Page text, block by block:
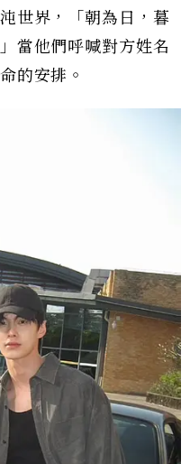
世界，「朝為日，暮
當他們呼喊對方姓名
的安排。